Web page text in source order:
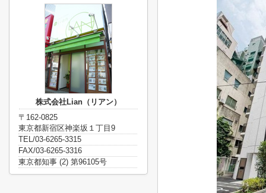
株式会社Lian（リアン）
〒162-0825
東京都新宿区神楽坂１丁目9
TEL/03-6265-3315
FAX/03-6265-3316
東京都知事 (2) 第96105号